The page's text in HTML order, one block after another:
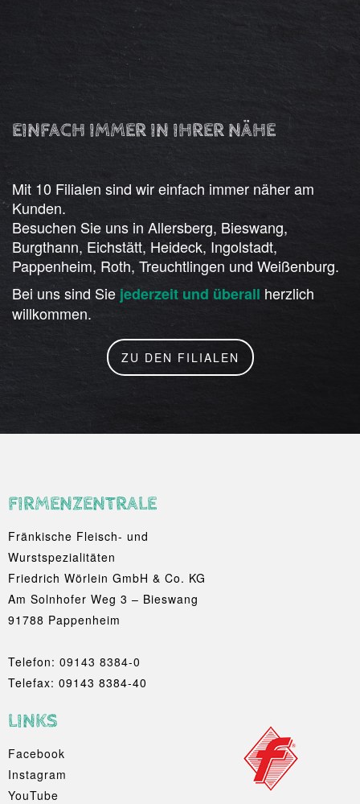
EINFACH IMMER IN IHRER NÄHE
Mit 10 Filialen sind wir einfach immer näher am
Kunden.
Besuchen Sie uns in Allersberg, Bieswang,
Burgthann, Eichstätt, Heideck, Ingolstadt,
Pappenheim, Roth, Treuchtlingen und Weißenburg.
Bei uns sind Sie jederzeit und überall herzlich
willkommen.
ZU DEN FILIALEN
FIRMENZENTRALE
Fränkische Fleisch- und
Wurstspezialitäten
Friedrich Wörlein GmbH & Co. KG
Am Solnhofer Weg 3 – Bieswang
91788 Pappenheim
Telefon: 09143 8384-0
Telefax: 09143 8384-40
LINKS
Facebook
Instagram
YouTube